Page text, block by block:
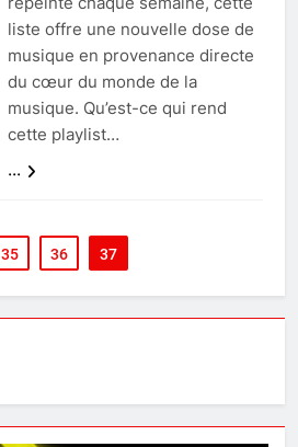
liste offre une nouvelle dose de
musique en provenance directe
du cœur du monde de la
musique. Qu’est-ce qui rend
cette playlist…
...
35 36 37